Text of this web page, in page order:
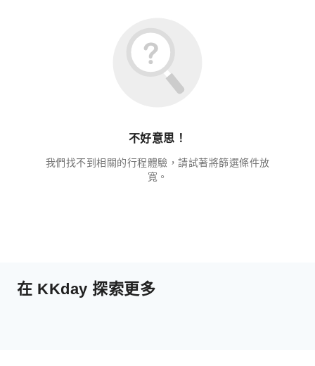
不好意思！
我們找不到相關的行程體驗，請試著將篩選條件放
寬。
在 KKday 探索更多